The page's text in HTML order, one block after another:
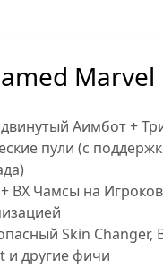
Marvel
Аимбот +
пули (с
+ ВХ Чамсы на
Skin Changer,
и другие фичи